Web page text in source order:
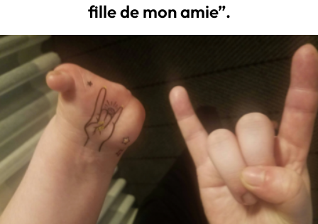
fille de mon amie”.